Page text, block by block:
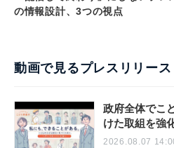
の情報設計、3つの視点
動画で見るプレスリリース
政府全体でこ
けた取組を強
2026.08.07